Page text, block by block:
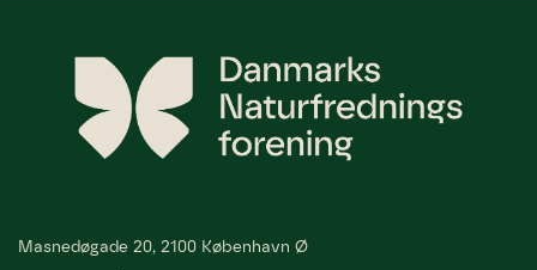
Masnedøgade 20, 2100 København Ø